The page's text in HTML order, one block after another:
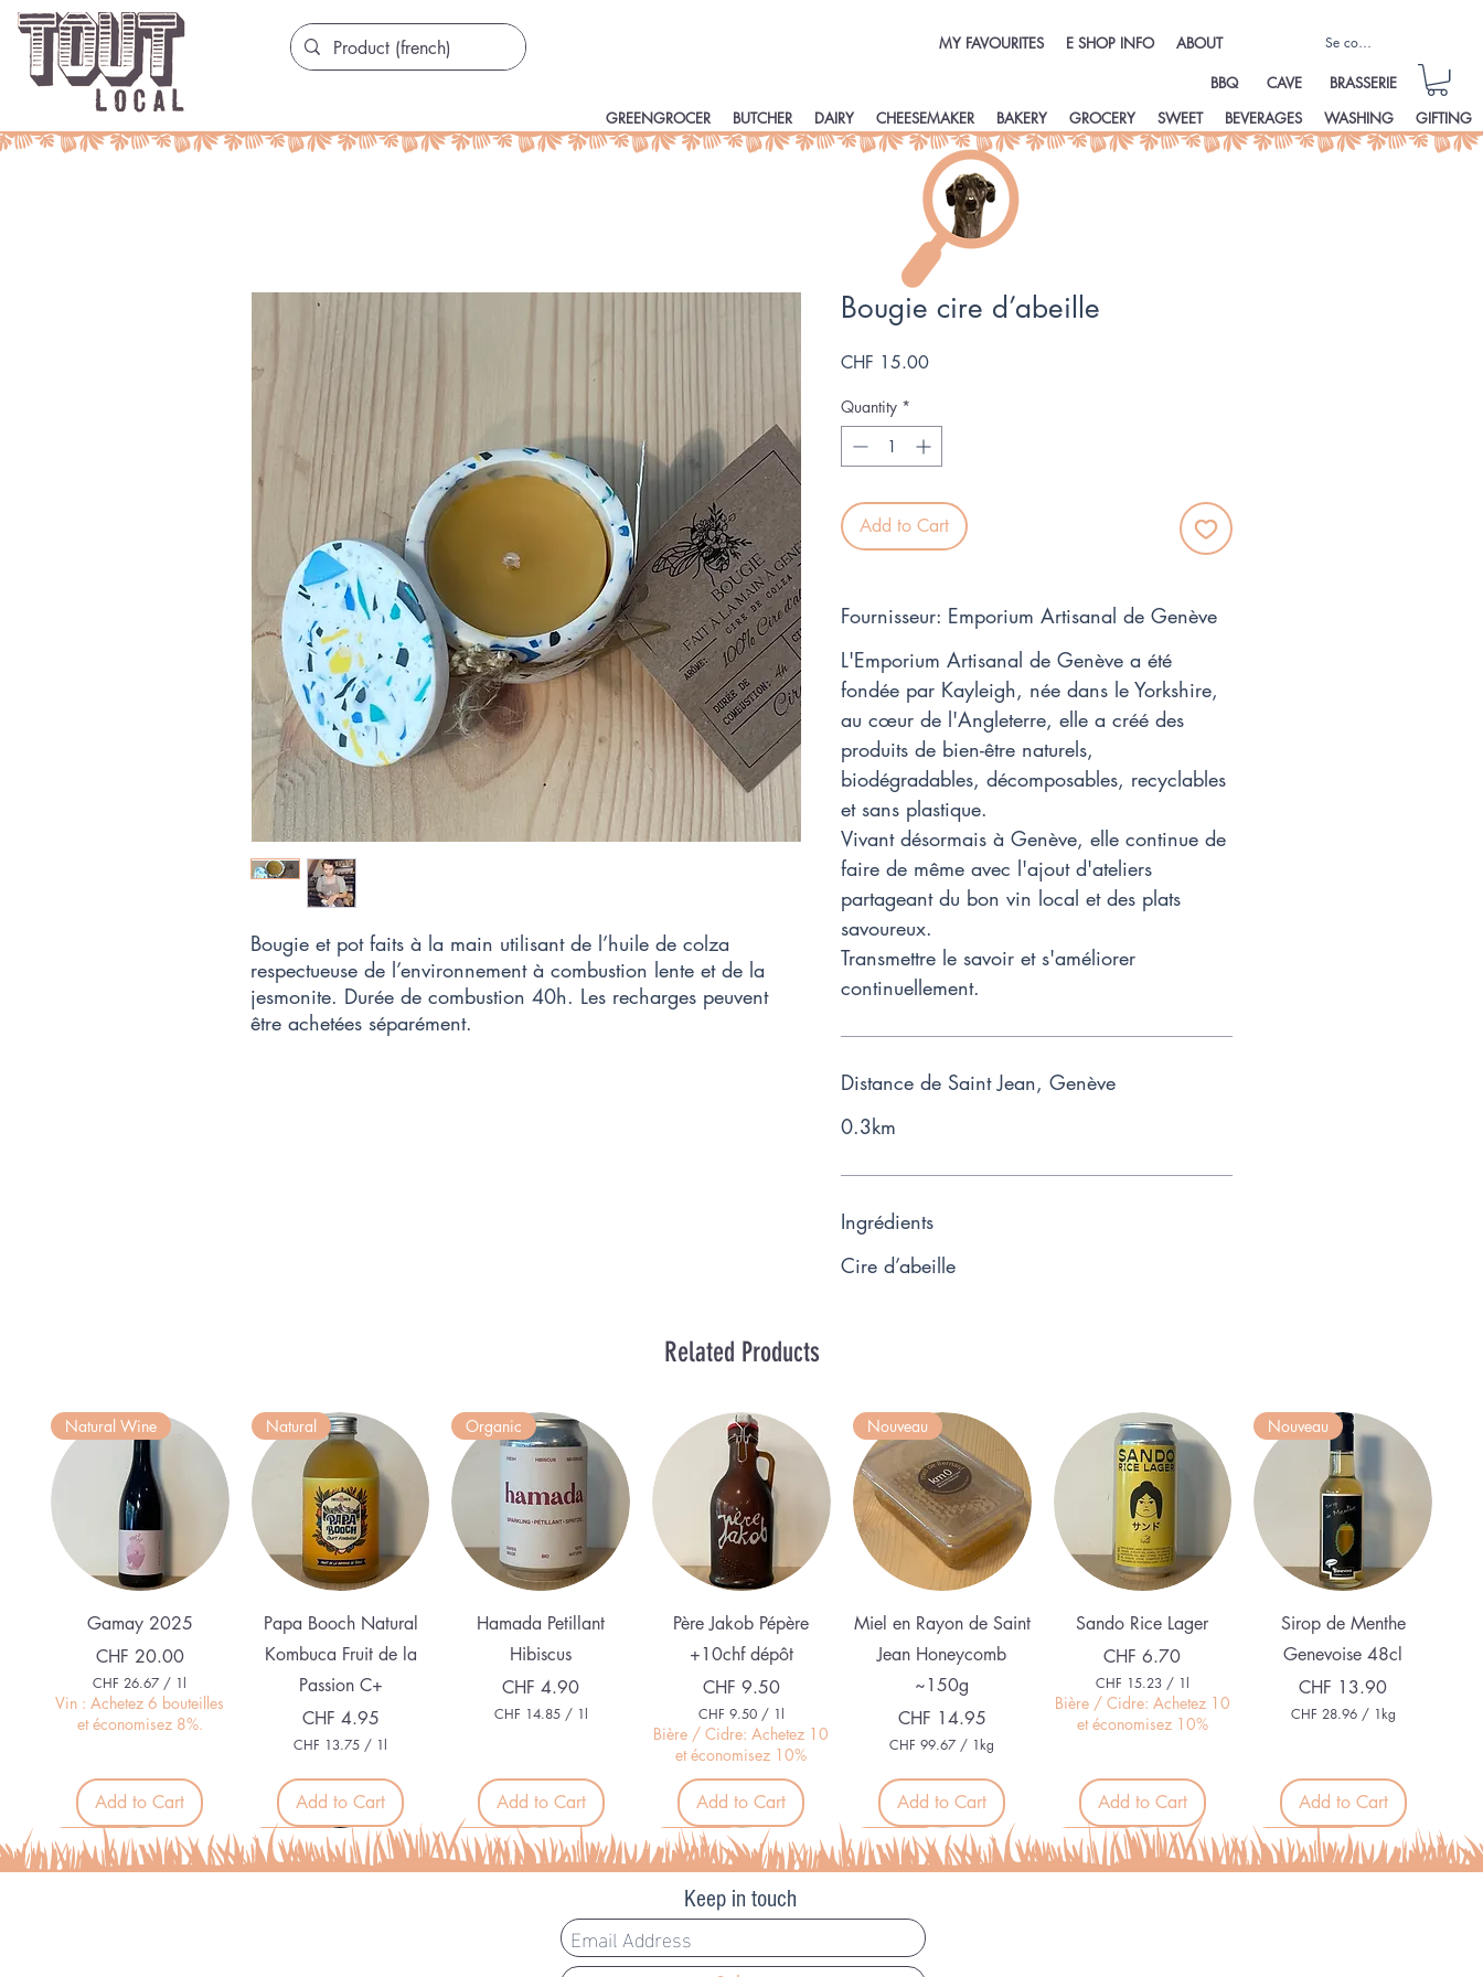
MY FAVOURITES E SHOP INFO ABOUT Se connecter
BBQ CAVE
BRASSERIE
GREENGROCER
BUTCHER DAIRY CHEESEMAKER BAKERY GROCERY SWEET BEVERAGES WASHING GIFTING
Bougie et pot faits à la main utilisant de l’huile de colza
respectueuse de l’environnement à combustion lente et de la
jesmonite. Durée de combustion 40h. Les recharges peuvent
être achetées séparément.
Bougie cire d’abeille
CHF 15.00Price
Quantity *
Add to Cart
Fournisseur: Emporium Artisanal de Genève
L'Emporium Artisanal de Genève a été
fondée par Kayleigh, née dans le Yorkshire,
au cœur de l'Angleterre, elle a créé des
produits de bien-être naturels,
biodégradables, décomposables, recyclables
et sans plastique.
Vivant désormais à Genève, elle continue de
faire de même avec l'ajout d'ateliers
partageant du bon vin local et des plats
savoureux.
Transmettre le savoir et s'améliorer
continuellement.
Distance de Saint Jean, Genève
0.3km
Ingrédients
Cire d’abeille
Related Products
Quick View
Natural Wine
Gamay 2025
Price
CHF 20.00
CHF 26.67 / 1l
C
H
F
.
6
7
p
e
Vin : Achetez 6 bouteilles
et économisez 8%.
Add to Cart
Quick View
Natural
Papa Booch Natural
Kombuca Fruit de la
Passion C+
Price
CHF 4.95
CHF 13.75 / 1l
H
F
1
3
.
Add to Cart
Quick View
Organic
Hamada Petillant
Hibiscus
Price
CHF 4.90
CHF 14.85 / 1l
1
.
8
5
Add to Cart
Quick View
Père Jakob Pépère
+10chf dépôt
Price
CHF 9.50
CHF 9.50 / 1l
C
H
F
9
0
p
e
r
1
i
Bière / Cidre: Achetez 10
et économisez 10%
Add to Cart
Quick View
Nouveau
Miel en Rayon de Saint
Jean Honeycomb
~150g
Price
CHF 14.95
CHF 99.67 / 1kg
H
F
9
9
.
Add to Cart
Quick View
Sando Rice Lager
Price
CHF 6.70
CHF 15.23 / 1l
C
H
F
.
2
3
p
e
Bière / Cidre: Achetez 10
et économisez 10%
Add to Cart
Quick View
Nouveau
Sirop de Menthe
Genevoise 48cl
Price
CHF 13.90
CHF 28.96 / 1kg
2
9
6
Add to Cart
Nouveau Nouveau Nouveau Nouveau Organic Organic Alcohol free
Nouveau
Keep in touch